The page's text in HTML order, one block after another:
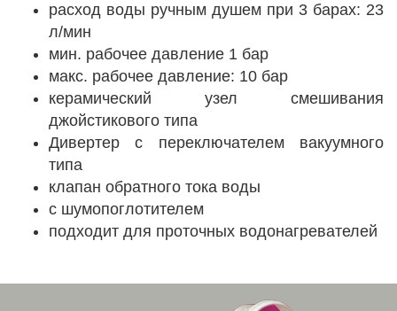
расход воды ручным душем при 3 барах: 23
л/мин
мин. рабочее давление 1 бар
макс. рабочее давление: 10 бар
керамический узел смешивания
джойстикового типа
Дивертер с переключателем вакуумного
типа
клапан обратного тока воды
с шумопоглотителем
подходит для проточных водонагревателей